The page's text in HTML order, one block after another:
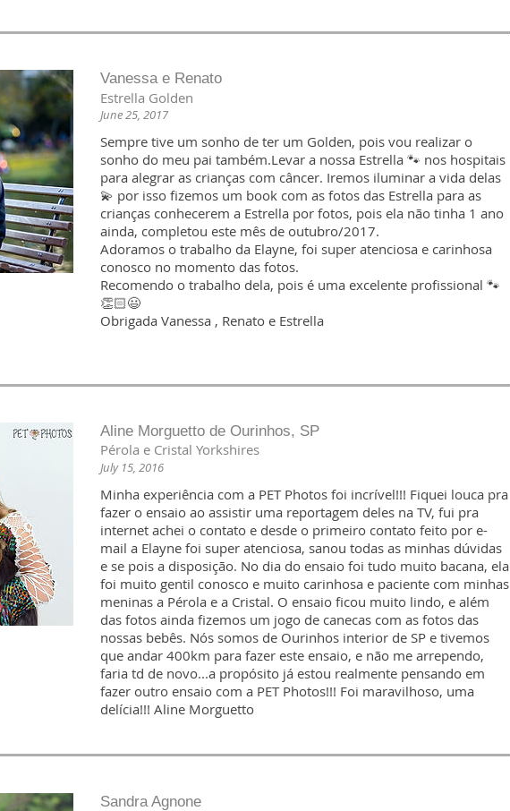
Vanessa e Renato
Estrella Golden
June 25, 2017
Sempre tive um sonho de ter um Golden, pois vou realizar o
sonho do meu pai também.Levar a nossa Estrella 🐾 nos hospitais
para alegrar as crianças com câncer. Iremos iluminar a vida delas
💫 por isso fizemos um book com as fotos das Estrella para as
crianças conhecerem a Estrella por fotos, pois ela não tinha 1 ano
ainda, completou este mês de outubro/2017.
Adoramos o trabalho da Elayne, foi super atenciosa e carinhosa
conosco no momento das fotos.
Recomendo o trabalho dela, pois é uma excelente profissional 🐾
👏🏻😃
Obrigada Vanessa , Renato e Estrella
Aline Morguetto de Ourinhos, SP
Pérola e Cristal Yorkshires
July 15, 2016
Minha experiência com a PET Photos foi incrível!!! Fiquei louca pra
fazer o ensaio ao assistir uma reportagem deles na TV, fui pra
internet achei o contato e desde o primeiro contato feito por e-
mail a Elayne foi super atenciosa, sanou todas as minhas dúvidas
e se pois a disposição. No dia do ensaio foi tudo muito bacana, ela
foi muito gentil conosco e muito carinhosa e paciente com minhas
meninas a Pérola e a Cristal. O ensaio ficou muito lindo, e além
das fotos ainda fizemos um jogo de canecas com as fotos das
nossas bebês. Nós somos de Ourinhos interior de SP e tivemos
que andar 400km para fazer este ensaio, e não me arrependo,
faria td de novo...a propósito já estou realmente pensando em
fazer outro ensaio com a PET Photos!!! Foi maravilhoso, uma
delícia!!! Aline Morguetto
Sandra Agnone